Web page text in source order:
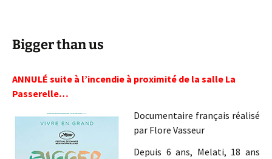
Bigger than us
ANNULÉ suite à l’incendie à proximité de la salle La
Passerelle…
Documentaire français réalisé
par Flore Vasseur
Depuis 6 ans, Melati, 18 ans